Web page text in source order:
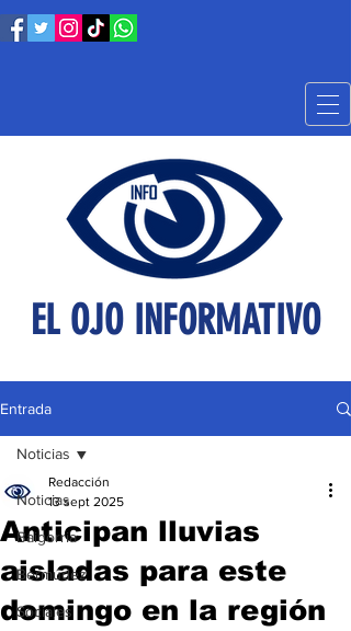
EL OJO INFORMATIVO
Entrada
Noticias
Baigorria
Bermúdez
Sociales
Noticias
Anticipan lluvias
aisladas para este
domingo en la región
Redacción
13 sept 2025